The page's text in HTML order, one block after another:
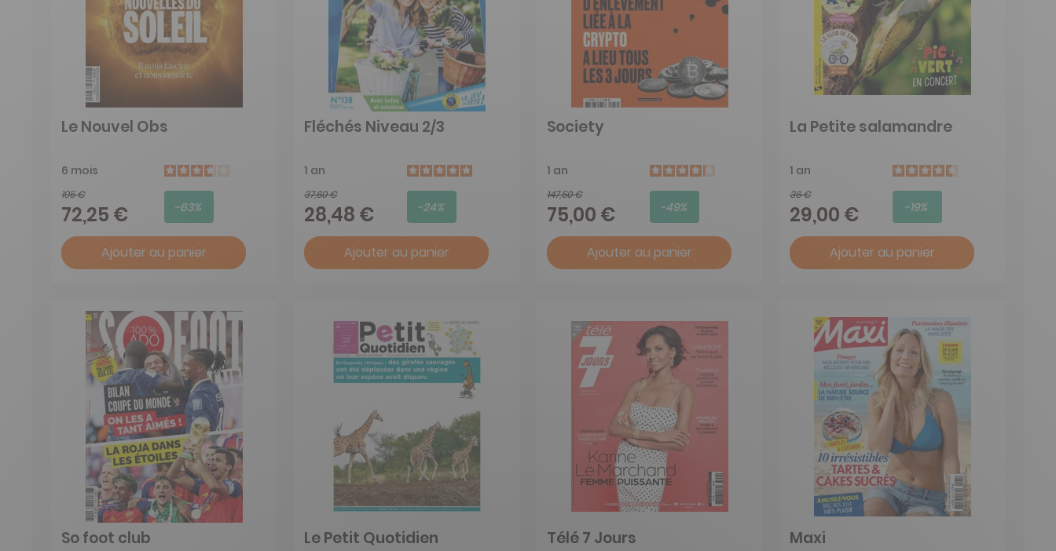
Le Nouvel Obs
6 mois
195 €
72,25 € -63%
Ajouter au panier
Fléchés Niveau 2/3
1 an
37,60 €
28,48 € -24%
Ajouter au panier
Society
1 an
147,50 €
75,00 € -49%
Ajouter au panier
La Petite salamandre
1 an
36 €
29,00 € -19%
Ajouter au panier
So foot club Le Petit Quotidien Télé 7 Jours Maxi